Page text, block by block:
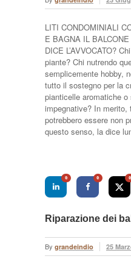
LITI CONDOMINIALI
E BAGNA IL
DICE L’AVVOCATO?
piante? Chi nutrendo
semplicemente hobby,
tutto il sostegno per la
pianticelle aromatiche
impegnative? In
potrebbero essere non
questo senso, la dice
0 0 0
Riparazione dei
By grandeindio 25